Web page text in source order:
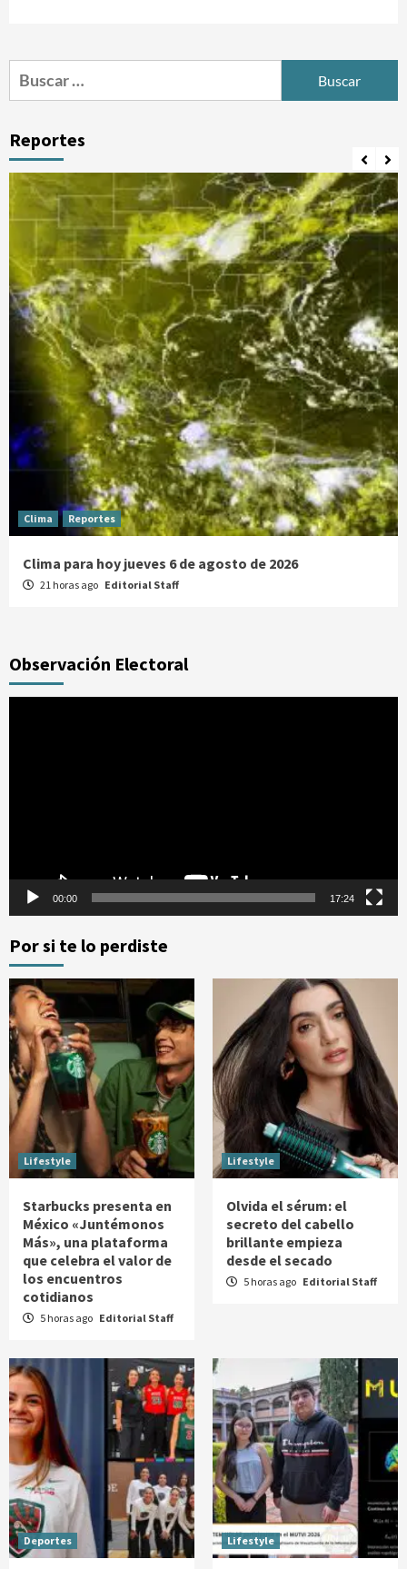
Buscar:
Reportes
Clima Reportes
Clima para hoy jueves 6 de agosto de 2026
21 horas ago Editorial Staff
Observación Electoral
00:00 17:24
Por si te lo perdiste
Lifestyle
Starbucks presenta en
México «Juntémonos
Más», una plataforma
que celebra el valor de
los encuentros
cotidianos
5 horas ago Editorial Staff
Lifestyle
Olvida el sérum: el
secreto del cabello
brillante empieza
desde el secado
5 horas ago Editorial Staff
Deportes Lifestyle